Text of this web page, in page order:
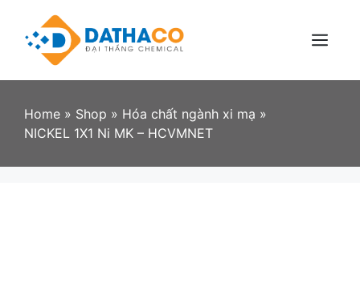
content
Menu
Home » Shop » Hóa chất ngành xi mạ »
NICKEL 1X1 Ni MK – HCVMNET